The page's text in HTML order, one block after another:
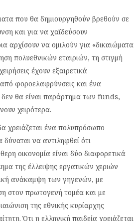
που θα δημιουργηθούν βρεθούν σε
και για να χαϊδεύσουν
αρχίσουν να ομιλούν για «δικαιώματα
πολυεθνικών εταιριών, τη στιγμή
έχουν εξαιρετικά
φοροελαφρύνσεις και ένα
θα είναι παράρτημα των funds,
χειρότερα.
χρειάζεται ένα πολυπρόσωπο
να αντιληφθεί ότι
οικονομία είναι δύο διαφορετικά
της έλλειψης εργατικών χεριών
ανάκαμψη των γηγενών, με
στον πρωτογενή τομέα και με
της εθνικής κυρίαρχης
Ότι η ελληνική παιδεία χρειάζεται